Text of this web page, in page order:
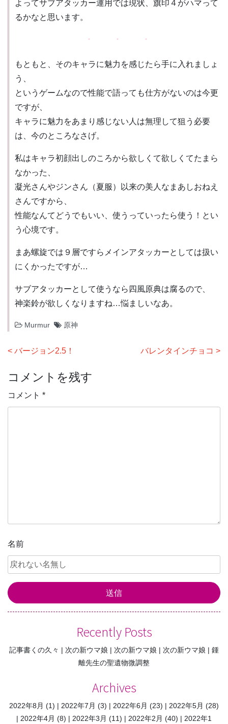
よってサブアタッカー運用では現状、旗印４がハマって
るかなと思います。
もともと、そのキャラに魅力を感じたら手に入れましょ
う、
というゲームなので性能で語っても仕方がないのは今更
ですが、
キャラに魅力をあまり感じない人は無理して狙う必要
は、今のところなさげ。
私はキャラ初顔出しのころから欲しくて欲しくてたまら
なかった、
凝光さんやジンさん（夏服）以来の美人なまあしおねえ
さんですから、
性能なんてどうでもいい、使うっていったら使う！とい
う心境です。
まあ螺旋では９層ですらメインアタッカーとしては扱い
にくかったですが…
サブアタッカーとして使うなら四風原典は腐るので、
神楽鈴が欲しくなりますね…悩ましいなあ。
Murmur 原神
投
ナ
ビ
ゲ
バージョン2.5！ バレンタインチョコ
コメントを残す
コメント *
名前
Recently Posts
記事書くの久々 次の新ウマ娘 次の新ウマ娘 次の新ウマ娘
鍾
離先生の聖遺物微調整
Archives
2022年8月 (1) 2022年7月 (3) 2022年6月 (23) 2022年5月 (28)
2022年4月 (8) 2022年3月 (11) 2022年2月 (40)
2022年1